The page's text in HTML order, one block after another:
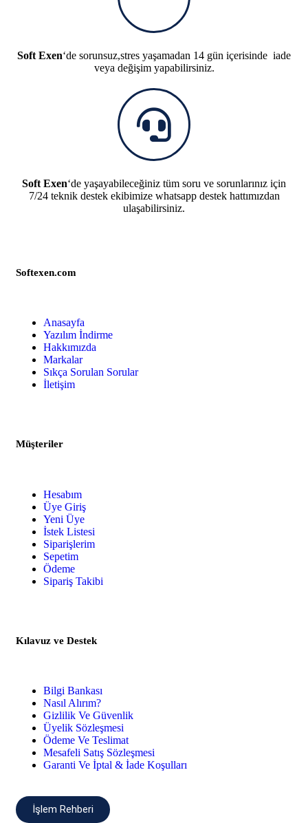
Soft Exen‘de sorunsuz,stres yaşamadan 14 gün içerisinde iade
veya değişim yapabilirsiniz.
Soft Exen‘de yaşayabileceğiniz tüm soru ve sorunlarınız için
7/24 teknik destek ekibimize whatsapp destek hattımızdan
ulaşabilirsiniz.
Softexen.com
Anasayfa
Yazılım İndirme
Hakkımızda
Markalar
Sıkça Sorulan Sorular
İletişim
Müşteriler
Hesabım
Üye Giriş
Yeni Üye
İstek Listesi
Siparişlerim
Sepetim
Ödeme
Sipariş Takibi
Kılavuz ve Destek
Bilgi Bankası
Nasıl Alırım?
Gizlilik Ve Güvenlik
Üyelik Sözleşmesi
Ödeme Ve Teslimat
Mesafeli Satış Sözleşmesi
Garanti Ve İptal & İade Koşulları
İşlem Rehberi